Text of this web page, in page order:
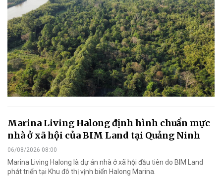
Marina Living Halong định hình chuẩn mực
nhà ở xã hội của BIM Land tại Quảng Ninh
06/08/2026 08:00
Marina Living Halong là dự án nhà ở xã hội đầu tiên do BIM Land
phát triển tại Khu đô thị vịnh biển Halong Marina.